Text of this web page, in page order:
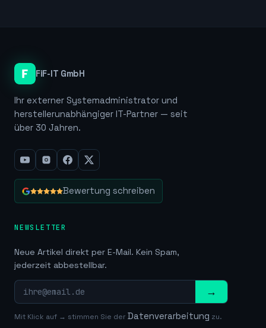
FiF-IT GmbH
Ihr externer Systemadministrator und
herstellerunabhängiger IT-Partner — seit
über 30 Jahren.
Bewertung schreiben
NEWSLETTER
Neue Artikel direkt per E-Mail. Kein Spam,
jederzeit abbestellbar.
→
Mit Klick auf → stimmen Sie der Datenverarbeitung zu.